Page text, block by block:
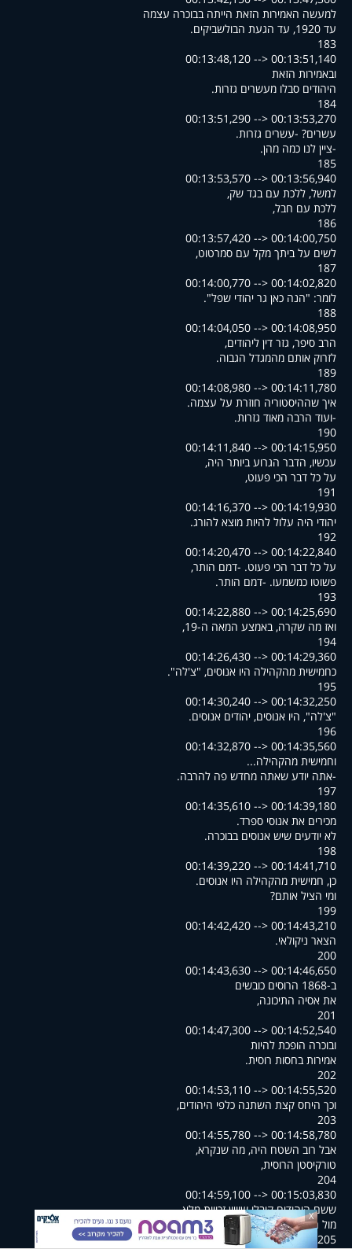
למעשה האמירות הזאת הייתה בבוכרה עצמה
.עד 1920, עד הגעת הבולשביקים
183
00:13:48,120 --> 00:13:51,140
ובאמירות הזאת
.היהודים סבלו מעשרים גזרות
184
00:13:51,290 --> 00:13:53,270
.עשרים? -עשרים גזרות
.ציין לנו כמה מהן-
185
00:13:53,570 --> 00:13:56,940
,למשל, ללכת עם בגד שק
,ללכת עם חבל
186
00:13:57,420 --> 00:14:00,750
,לשים על ביתך מקל עם סמרטוט
187
00:14:00,770 --> 00:14:02,820
."לומר: "הנה כאן גר יהודי שפל
188
00:14:04,050 --> 00:14:08,950
,הרב סיפר, גזר דין ליהודים
.לזרוק אותם מהמגדל הגבוה
189
00:14:08,980 --> 00:14:11,780
.איך שההיסטוריה חוזרת על עצמה
.ועוד הרבה מאוד גזרות-
190
00:14:11,840 --> 00:14:15,950
,עכשיו, הדבר הגרוע ביותר היה
,על כל דבר הכי פעוט
191
00:14:16,370 --> 00:14:19,930
.יהודי היה עלול להיות מוצא להורג
192
00:14:20,470 --> 00:14:22,840
,על כל דבר הכי פעוט. -דמם הותר
.פשוטו כמשמעו. -דמם הותר
193
00:14:22,880 --> 00:14:25,690
,ואז מה שקרה, באמצע המאה ה-19
194
00:14:26,430 --> 00:14:29,360
."כחמישית מהקהילה היו אנוסים, "צ'לה
195
00:14:30,240 --> 00:14:32,250
.צ'לה", היו אנוסים, יהודים אנוסים"
196
00:14:32,870 --> 00:14:35,560
...וחמישית מהקהילה
.אתה יודע שאתה מחדש פה להרבה-
197
00:14:35,610 --> 00:14:39,180
.מכירים את אנוסי ספרד
.לא יודעים שיש אנוסים בבוכרה
198
00:14:39,220 --> 00:14:41,710
.כן, חמישית מהקהילה היו אנוסים
?ומי הציל אותם
199
00:14:42,420 --> 00:14:43,210
.הצאר ניקולאי
200
00:14:43,630 --> 00:14:46,650
ב-1868 הרוסים כובשים
,את אסיה התיכונה
201
00:14:47,300 --> 00:14:52,540
ובוכרה הופכת להיות
.אמירות בחסות רוסית
202
00:14:53,110 --> 00:14:55,520
,וכך היחס קצת השתנה כלפי היהודים
203
00:14:55,780 --> 00:14:58,780
,אבל רוב השטח היה, מה שנקרא
,טורקיסטן הרוסית
204
00:14:59,100 --> 00:15:03,830
ששם היהודים קיבלו שוויון זכויות מלא
.מול הנוצרים, מול המוסלמים
205
X